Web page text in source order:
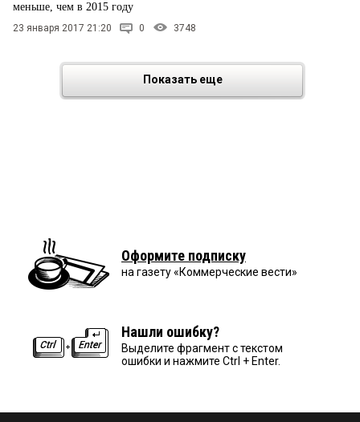
меньше, чем в 2015 году
23 января 2017 21:20 0 3748
Показать еще
Оформите подписку
на газету «Коммерческие вести»
Нашли ошибку?
Выделите фрагмент с текстом
ошибки и нажмите Ctrl + Enter.